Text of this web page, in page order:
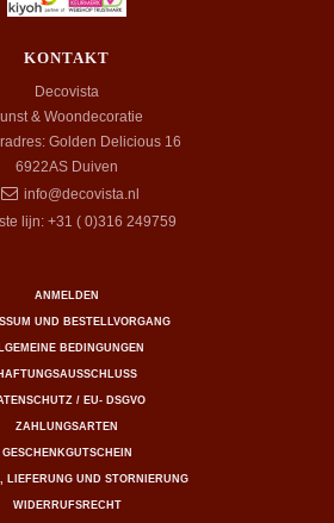
KONTAKT
Decovista
& Woondecoratie
Golden Delicious 16
6922AS Duiven
info@decovista.nl
lijn: +31 ( 0)316 249759
ANMELDEN
UND BESTELLVORGANG
BEDINGUNGEN
HAFTUNGSAUSSCHLUSS
/ EU- DSGVO
ZAHLUNGSARTEN
GESCHENKGUTSCHEIN
LIEFERUNG UND STORNIERUNG
WIDERRUFSRECHT